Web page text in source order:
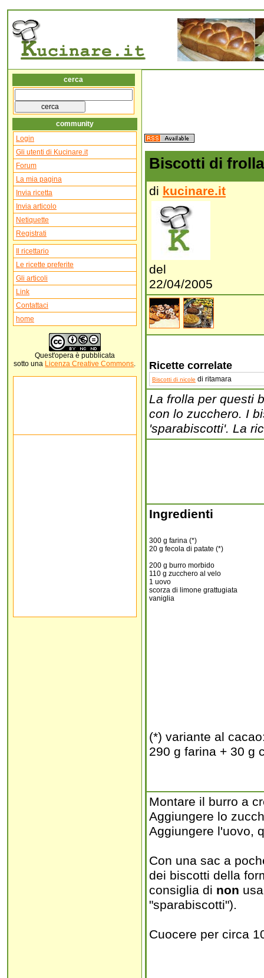
cerca
community
Login
Gli utenti di Kucinare.it
Forum
La mia pagina
Invia ricetta
Invia articolo
Netiquette
Registrati
Il ricettario
Le ricette preferite
Gli articoli
Link
Contattaci
home
Quest'opera è pubblicata
sotto una Licenza Creative Commons.
Biscotti di
di kucinare.it
del
22/04/2005
Ricette correlate
Biscotti di nicole di ritamara
La frolla per questi
con lo zucchero. I
'sparabiscotti'. La
Ingredienti
300 g farina (*)
20 g fecola di patate (*)
200 g burro morbido
110 g zucchero al velo
1 uovo
scorza di limone grattugiata
vaniglia
(*) variante al
290 g farina + 30 g
Montare il burro a
Aggiungere lo
Aggiungere l'uovo,
Con una sac a
dei biscotti della
consiglia di non
"sparabiscotti").
Cuocere per circa